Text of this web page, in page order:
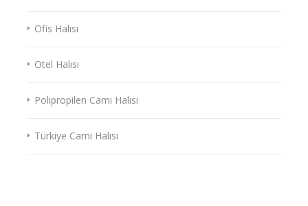
Ofis Halısı
Otel Halısı
Polipropilen Cami Halısı
Türkiye Cami Halısı